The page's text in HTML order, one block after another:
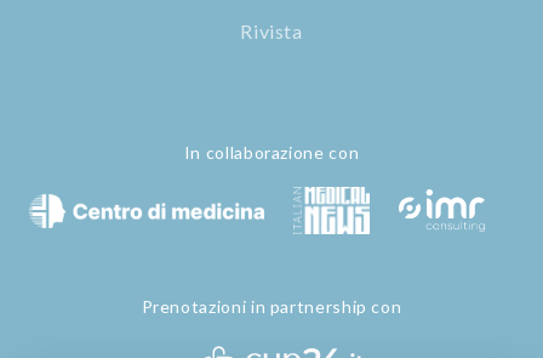
Rivista
In collaborazione con
Prenotazioni in partnership con